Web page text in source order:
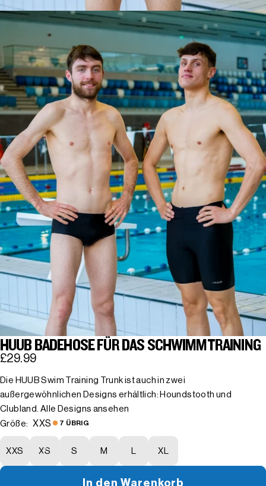
HUUB BADEHOSE FÜR DAS SCHWIMMTRAINING
£29.99
Die HUUB Swim Training Trunk ist auch in zwei
außergewöhnlichen Designs erhältlich: Houndstooth und
Clubland. Alle Designs ansehen
Größe:
XXS 7 ÜBRIG
XXS XS S M XL
In den Warenkorb